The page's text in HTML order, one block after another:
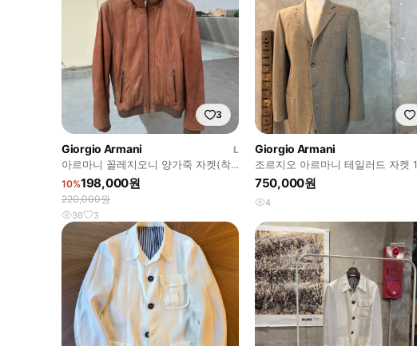
3
Giorgio Armani
L
아르마니 꼴레지오니 양가죽 자켓(착
용사진 있습니다.)
10%198,000원
220,000원
36 3
Giorgio Armani
조르지오 아르마니 테일러드 자켓
750,000원
4